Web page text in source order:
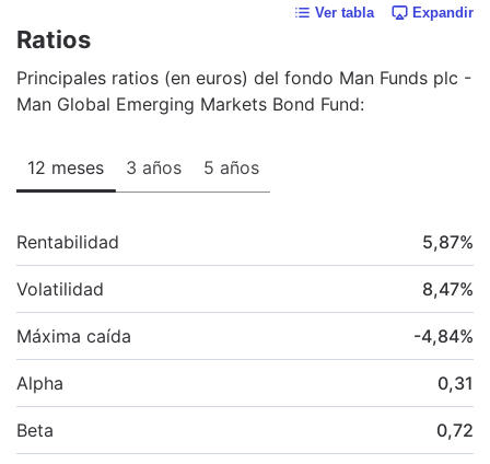
Ver tabla Expandir
Ratios
Principales ratios (en euros) del fondo Man Funds plc -
Man Global Emerging Markets Bond Fund:
12 meses 3 años 5 años
Rentabilidad 5,87%
Volatilidad 8,47%
Máxima caída -4,84%
Alpha 0,31
Beta 0,72